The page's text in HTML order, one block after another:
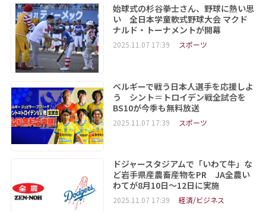
始球式の杉谷拳士さん、野球に熱い思
い 全日本学童軟式野球大会 マクド
ナルド・トーナメントが開幕
2025.11.07 17:39 スポーツ
ベルギーで戦う日本人選手を応援しよ
う シント＝トロイデン戦全試合を
BS10が今季も無料放送
2025.11.07 17:39 スポーツ
ドジャースタジアムで「いわて牛」な
ど岩手県産農畜産物をPR JA全農い
わてが8月10日～12日に実施
2025.11.07 17:39 経済/ビジネス